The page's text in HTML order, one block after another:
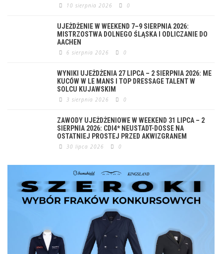
10 sierpnia 2026 0
UJEŻDŻENIE W WEEKEND 7–9 SIERPNIA 2026:
MISTRZOSTWA DOLNEGO ŚLĄSKA I ODLICZANIE DO
AACHEN
6 sierpnia 2026 0
WYNIKI UJEŻDŻENIA 27 LIPCA – 2 SIERPNIA 2026: ME
KUCÓW W LE MANS I TOP DRESSAGE TALENT W
SOLCU KUJAWSKIM
3 sierpnia 2026 0
ZAWODY UJEŻDŻENIOWE W WEEKEND 31 LIPCA – 2
SIERPNIA 2026: CDI4* NEUSTADT-DOSSE NA
OSTATNIEJ PROSTEJ PRZED AKWIZGRANEM
30 lipca 2026 0